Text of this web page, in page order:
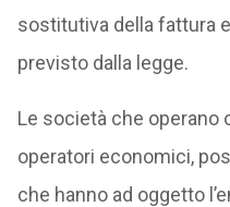
sostitutiva della fattura
previsto dalla legge.
Le società che operano
operatori economici,
che hanno ad oggetto